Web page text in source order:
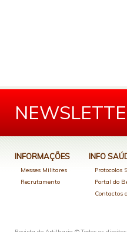
INFORMAÇÕES
Messes Militares
Recrutamento
INFO
Protocolos
Portal do
Contactos